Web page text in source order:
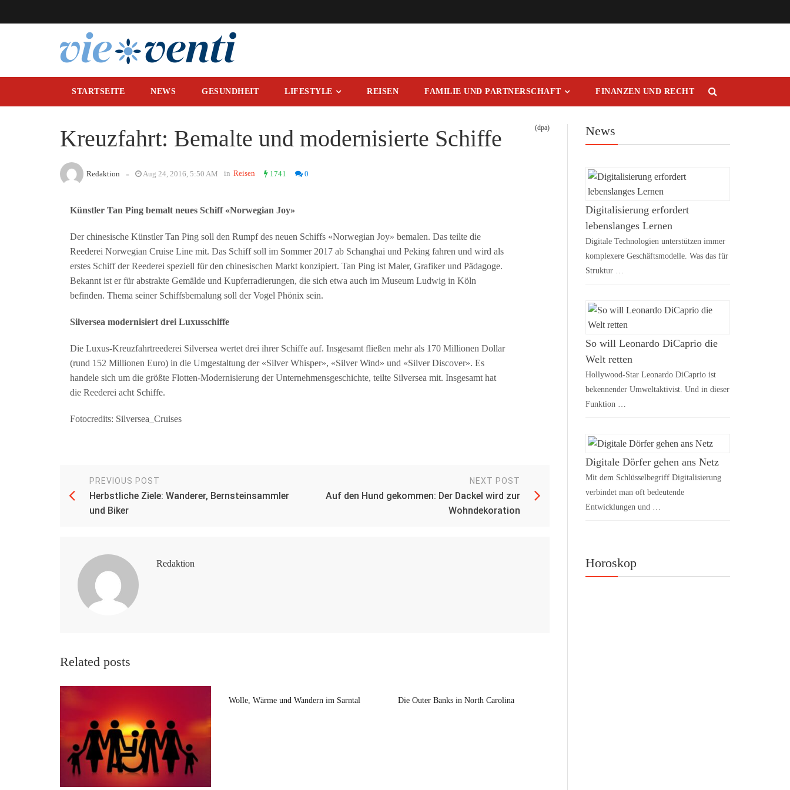
STARTSEITE NEWS GESUNDHEIT LIFESTYLE REISEN FAMILIE UND PARTNERSCHAFT FINANZEN UND RECHT
Kreuzfahrt: Bemalte und modernisierte Schiffe (dpa)
Redaktion - Aug 24, 2016, 5:50 AM in Reisen 1741 0
Künstler Tan Ping bemalt neues Schiff «Norwegian Joy»
Der chinesische Künstler Tan Ping soll den Rumpf des neuen Schiffs «Norwegian Joy» bemalen. Das teilte die
Reederei Norwegian Cruise Line mit. Das Schiff soll im Sommer 2017 ab Schanghai und Peking fahren und wird als
erstes Schiff der Reederei speziell für den chinesischen Markt konzipiert. Tan Ping ist Maler, Grafiker und Pädagoge.
Bekannt ist er für abstrakte Gemälde und Kupferradierungen, die sich etwa auch im Museum Ludwig in Köln
befinden. Thema seiner Schiffsbemalung soll der Vogel Phönix sein.
Silversea modernisiert drei Luxusschiffe
Die Luxus-Kreuzfahrtreederei Silversea wertet drei ihrer Schiffe auf. Insgesamt fließen mehr als 170 Millionen Dollar
(rund 152 Millionen Euro) in die Umgestaltung der «Silver Whisper», «Silver Wind» und «Silver Discover». Es
handele sich um die größte Flotten-Modernisierung der Unternehmensgeschichte, teilte Silversea mit. Insgesamt hat
die Reederei acht Schiffe.
Fotocredits: Silversea_Cruises
PREVIOUS POST
Herbstliche Ziele: Wanderer, Bernsteinsammler
und Biker
NEXT POST
Auf den Hund gekommen: Der Dackel wird zur
Wohndekoration
Redaktion
Related posts
Wolle, Wärme und Wandern im Sarntal Die Outer Banks in North Carolina
News
Digitalisierung erfordert
lebenslanges Lernen
Digitale Technologien unterstützen immer
komplexere Geschäftsmodelle. Was das für
Struktur …
So will Leonardo DiCaprio die
Welt retten
Hollywood-Star Leonardo DiCaprio ist
bekennender Umweltaktivist. Und in dieser
Funktion …
Digitale Dörfer gehen ans Netz
Mit dem Schlüsselbegriff Digitalisierung
verbindet man oft bedeutende
Entwicklungen und …
Horoskop